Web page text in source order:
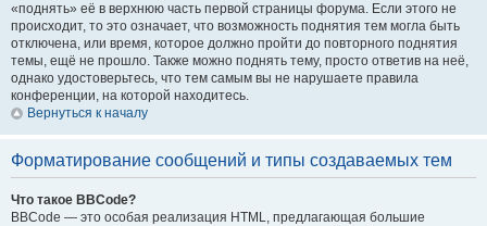
«поднять» её в верхнюю часть первой страницы форума. Если этого не
происходит, то это означает, что возможность поднятия тем могла быть
отключена, или время, которое должно пройти до повторного поднятия
темы, ещё не прошло. Также можно поднять тему, просто ответив на неё,
однако удостоверьтесь, что тем самым вы не нарушаете правила
конференции, на которой находитесь.
Вернуться к началу
Форматирование сообщений и типы создаваемых тем
Что такое BBCode?
BBCode — это особая реализация HTML, предлагающая большие